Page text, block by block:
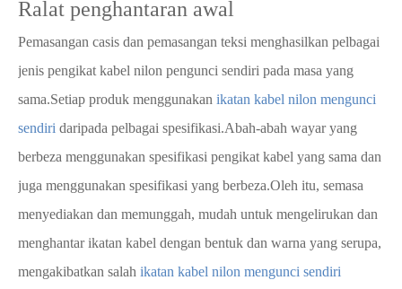
Ralat penghantaran awal
Pemasangan casis dan pemasangan teksi menghasilkan pelbagai
jenis pengikat kabel nilon pengunci sendiri pada masa yang
sama.Setiap produk menggunakan ikatan kabel nilon mengunci
sendiri daripada pelbagai spesifikasi.Abah-abah wayar yang
berbeza menggunakan spesifikasi pengikat kabel yang sama dan
juga menggunakan spesifikasi yang berbeza.Oleh itu, semasa
menyediakan dan memunggah, mudah untuk mengelirukan dan
menghantar ikatan kabel dengan bentuk dan warna yang serupa,
mengakibatkan salah ikatan kabel nilon mengunci sendiri